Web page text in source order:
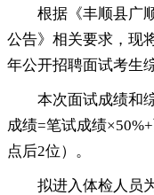
根据《丰顺县广顺
公告》相关要求 ， 现
年公开招聘面试考生
本次面试成绩和综
成绩=笔试成绩
点后2位）。
拟进入体检人员为